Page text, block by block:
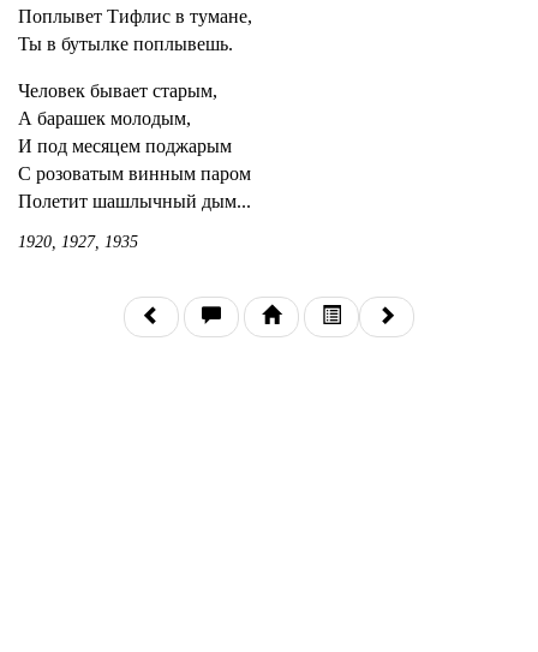
Поплывет Тифлис в тумане,
Ты в бутылке поплывешь.
Человек бывает старым,
А барашек молодым,
И под месяцем поджарым
С розоватым винным паром
Полетит шашлычный дым...
1920, 1927, 1935